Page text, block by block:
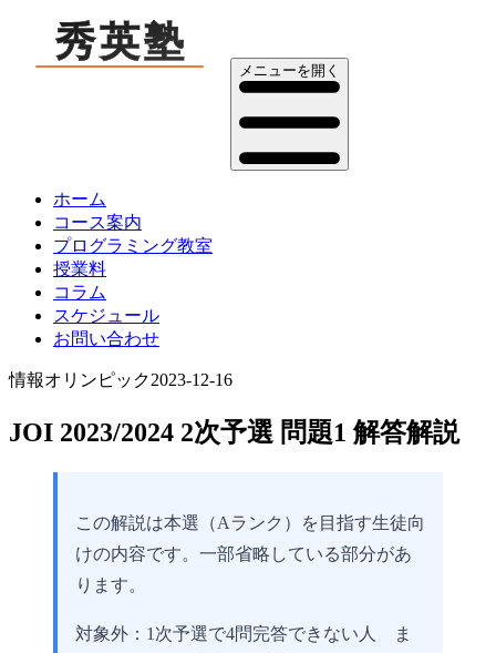
メニューを開く
ホーム
コース案内
プログラミング教室
授業料
コラム
スケジュール
お問い合わせ
情報オリンピック2023-12-16
JOI 2023/2024 2次予選 問題1 解答解説
この解説は本選（Aランク）を目指す生徒向
けの内容です。一部省略している部分があ
ります。
対象外：1次予選で4問完答できない人 ま